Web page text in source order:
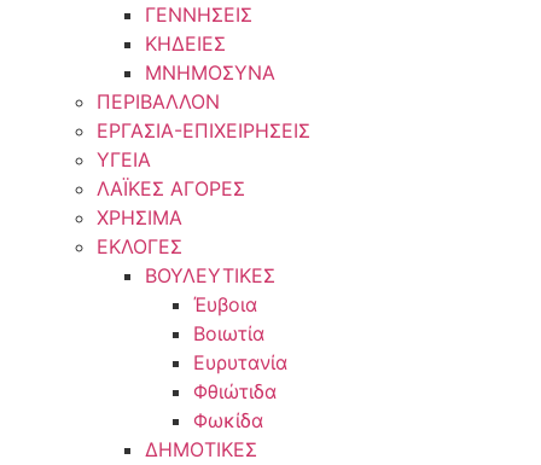
ΓΕΝΝΗΣΕΙΣ
ΚΗΔΕΙΕΣ
ΜΝΗΜΟΣΥΝΑ
ΠΕΡΙΒΑΛΛΟΝ
ΕΡΓΑΣΙΑ-ΕΠΙΧΕΙΡΗΣΕΙΣ
ΥΓΕΙΑ
ΛΑΪΚΕΣ ΑΓΟΡΕΣ
ΧΡΗΣΙΜΑ
ΕΚΛΟΓΕΣ
ΒΟΥΛΕΥΤΙΚΕΣ
Έυβοια
Βοιωτία
Ευρυτανία
Φθιώτιδα
Φωκίδα
ΔΗΜΟΤΙΚΕΣ